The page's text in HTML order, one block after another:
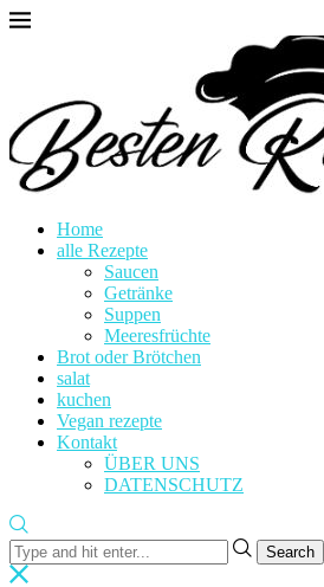
Home
alle Rezepte
Saucen
Getränke
Suppen
Meeresfrüchte
Brot oder Brötchen
salat
kuchen
Vegan rezepte
Kontakt
ÜBER UNS
DATENSCHUTZ